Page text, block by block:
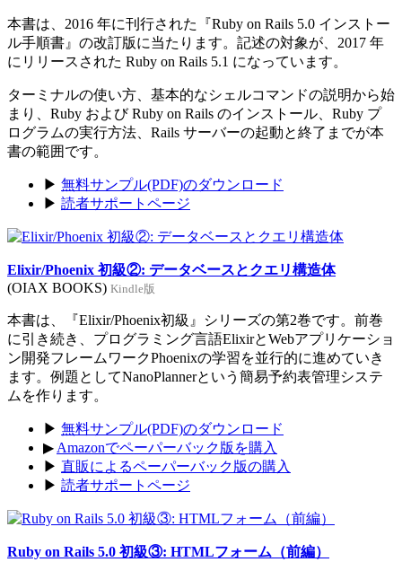
本書は、2016 年に刊行された『Ruby on Rails 5.0 インストー
ル手順書』の改訂版に当たります。記述の対象が、2017 年
にリリースされた Ruby on Rails 5.1 になっています。
ターミナルの使い方、基本的なシェルコマンドの説明から始
まり、Ruby および Ruby on Rails のインストール、Ruby プ
ログラムの実行方法、Rails サーバーの起動と終了までが本
書の範囲です。
▶ 無料サンプル(PDF)のダウンロード
▶ 読者サポートページ
Elixir/Phoenix 初級②: データベースとクエリ構造体
(OIAX BOOKS) Kindle版
本書は、『Elixir/Phoenix初級』シリーズの第2巻です。前巻
に引き続き、プログラミング言語ElixirとWebアプリケーショ
ン開発フレームワークPhoenixの学習を並行的に進めていき
ます。例題としてNanoPlannerという簡易予約表管理システ
ムを作ります。
▶ 無料サンプル(PDF)のダウンロード
▶ Amazonでペーパーバック版を購入
▶ 直販によるペーパーバック版の購入
▶ 読者サポートページ
Ruby on Rails 5.0 初級③: HTMLフォーム（前編）